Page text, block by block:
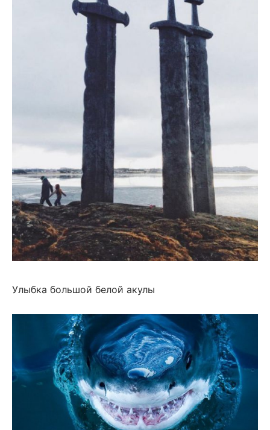
Улыбка большой белой акулы